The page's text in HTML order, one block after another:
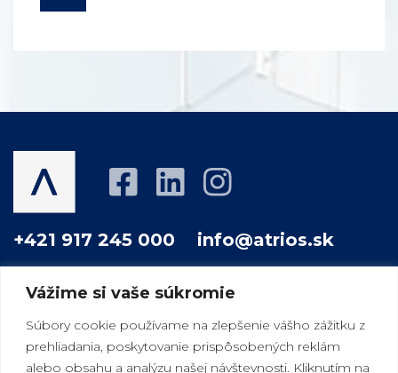
Vážime si vaše súkromie
Súbory cookie používame na zlepšenie vášho zážitku z
prehliadania, poskytovanie prispôsobených reklám
alebo obsahu a analýzu našej návštevnosti. Kliknutím na
+421 917 245 000 info@atrios.sk
O NÁS PROJEKTY
AKO PRACUJEME
VÁŠ DOBRÝ SUSED
MAGAZÍN KONTAKT